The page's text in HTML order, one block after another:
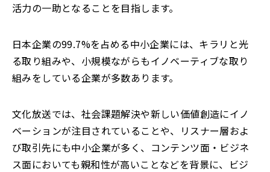
活力の一助となることを目指します。
日本企業の99.7%を占める中小企業には、キラリと光
る取り組みや、小規模ながらもイノベーティブな取り
組みをしている企業が多数あります。
文化放送では、社会課題解決や新しい価値創造にイノ
ベーションが注目されていることや、リスナー層およ
び取引先にも中小企業が多く、コンテンツ面・ビジネ
ス面においても親和性が高いことなどを背景に、ビジ